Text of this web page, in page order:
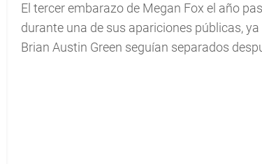
El tercer embarazo de Megan Fox el año
durante una de sus apariciones públicas,
Brian Austin Green seguían separados